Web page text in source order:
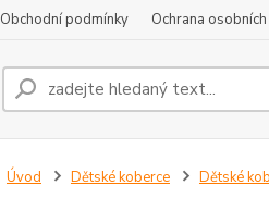
Obchodní podmínky Ochrana
Úvod Dětské koberce Dětské